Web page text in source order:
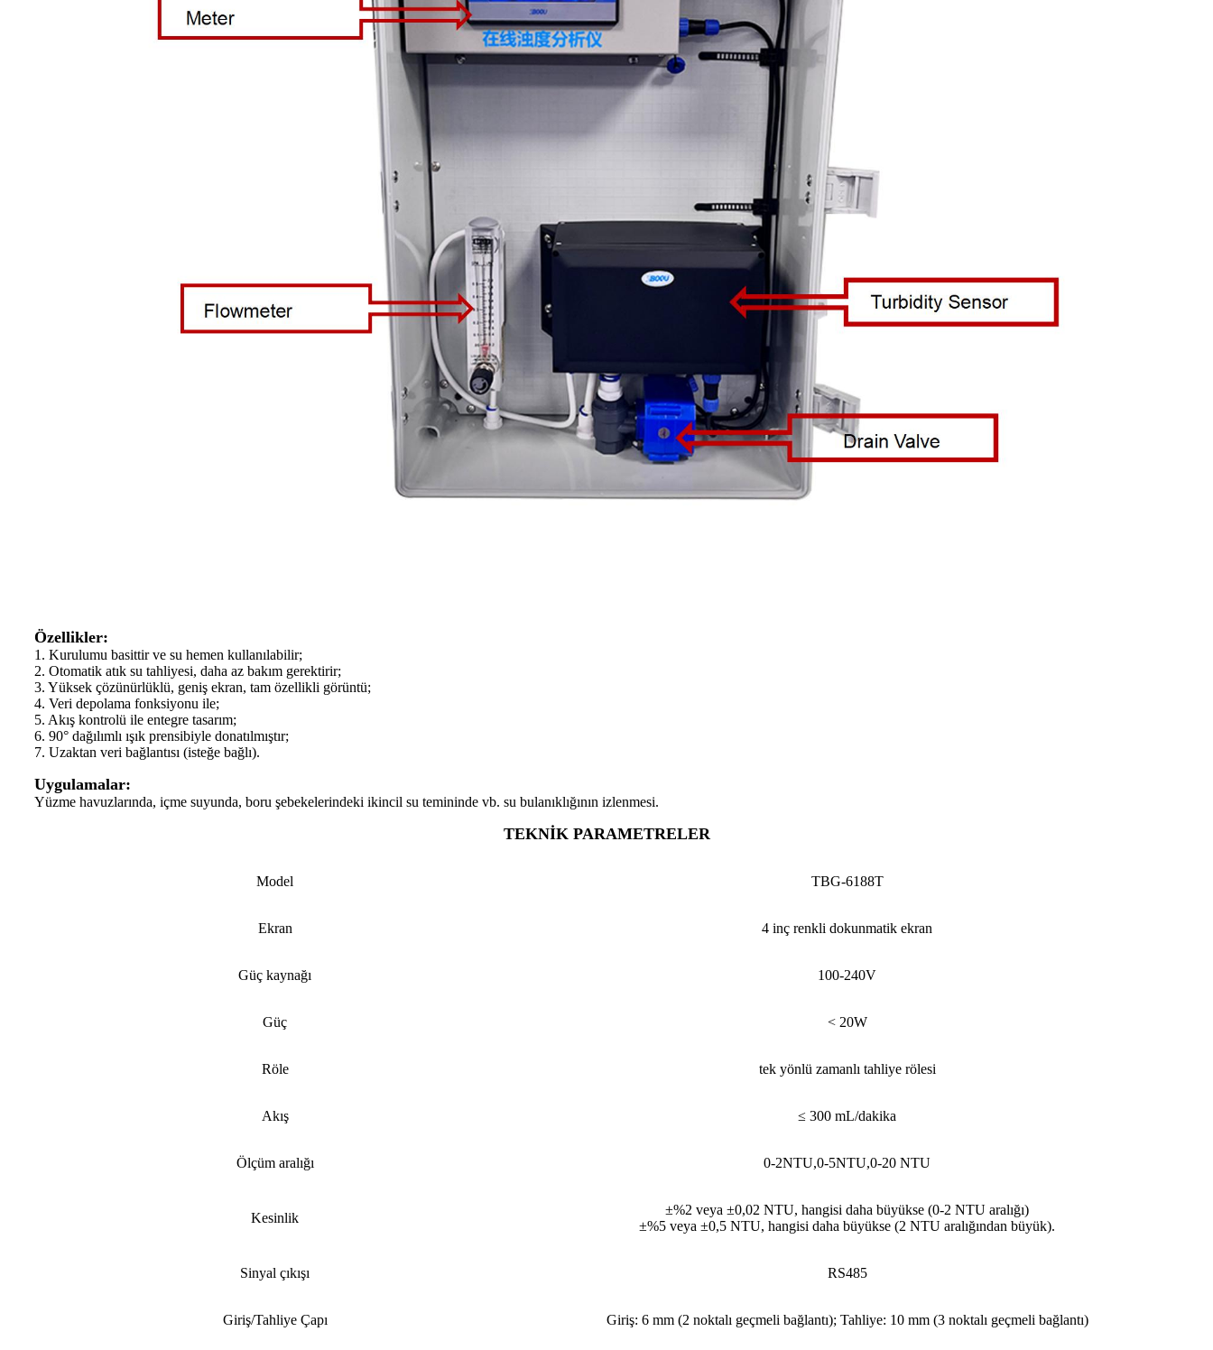
Özellikler:
1. Kurulumu basittir ve su hemen kullanılabilir;
2. Otomatik atık su tahliyesi, daha az bakım gerektirir;
3. Yüksek çözünürlüklü, geniş ekran, tam özellikli görüntü;
4. Veri depolama fonksiyonu ile;
5. Akış kontrolü ile entegre tasarım;
6. 90° dağılımlı ışık prensibiyle donatılmıştır;
7. Uzaktan veri bağlantısı (isteğe bağlı).
Uygulamalar:
Yüzme havuzlarında, içme suyunda, boru şebekelerindeki ikincil su temininde vb. su bulanıklığının izlenmesi.
TEKNİK PARAMETRELER
Model TBG-6188T
Ekran 4 inç renkli dokunmatik ekran
Güç kaynağı 100-240V
Güç < 20W
Röle tek yönlü zamanlı tahliye rölesi
Akış ≤ 300 mL/dakika
Ölçüm aralığı 0-2NTU,0-5NTU,0-20 NTU
Kesinlik
±%2 veya ±0,02 NTU, hangisi daha büyükse (0-2 NTU aralığı)
±%5 veya ±0,5 NTU, hangisi daha büyükse (2 NTU aralığından büyük).
Sinyal çıkışı RS485
Giriş/Tahliye Çapı Giriş: 6 mm (2 noktalı geçmeli bağlantı); Tahliye: 10 mm (3 noktalı geçmeli bağlantı)